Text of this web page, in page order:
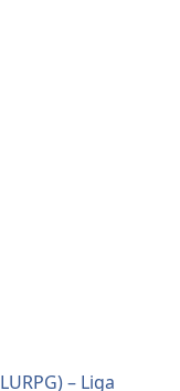
– Liga